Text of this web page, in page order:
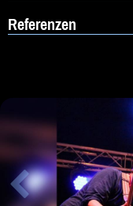
Referenzen